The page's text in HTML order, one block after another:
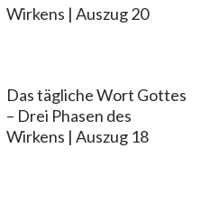
Wirkens | Auszug 20
Das tägliche Wort Gottes
– Drei Phasen des
Wirkens | Auszug 18